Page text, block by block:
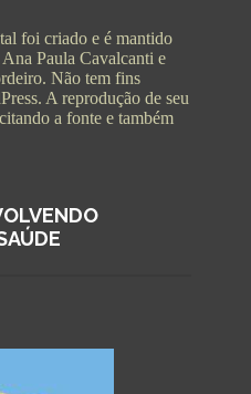
foi criado e é mantido
Paula Cavalcanti e
Não tem fins
A reprodução de seu
a fonte e também